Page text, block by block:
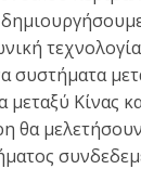
συστήματα
Κίνας
θα